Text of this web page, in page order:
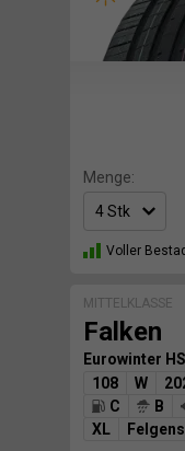
Menge:
Voller Bestad
MITTELKLASSE
Falken
Eurowinter
108
W
C
B
XL